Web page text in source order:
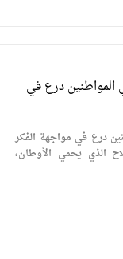
درع في
درع في مواجهة الفكر
الذي يحمي الأوطان،